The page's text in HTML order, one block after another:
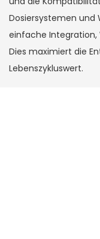
Dosiersystemen und
einfache Integration,
Dies maximiert die
Lebenszykluswert.